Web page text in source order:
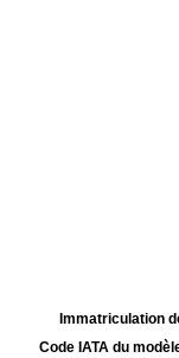
Immatriculation
Code IATA du